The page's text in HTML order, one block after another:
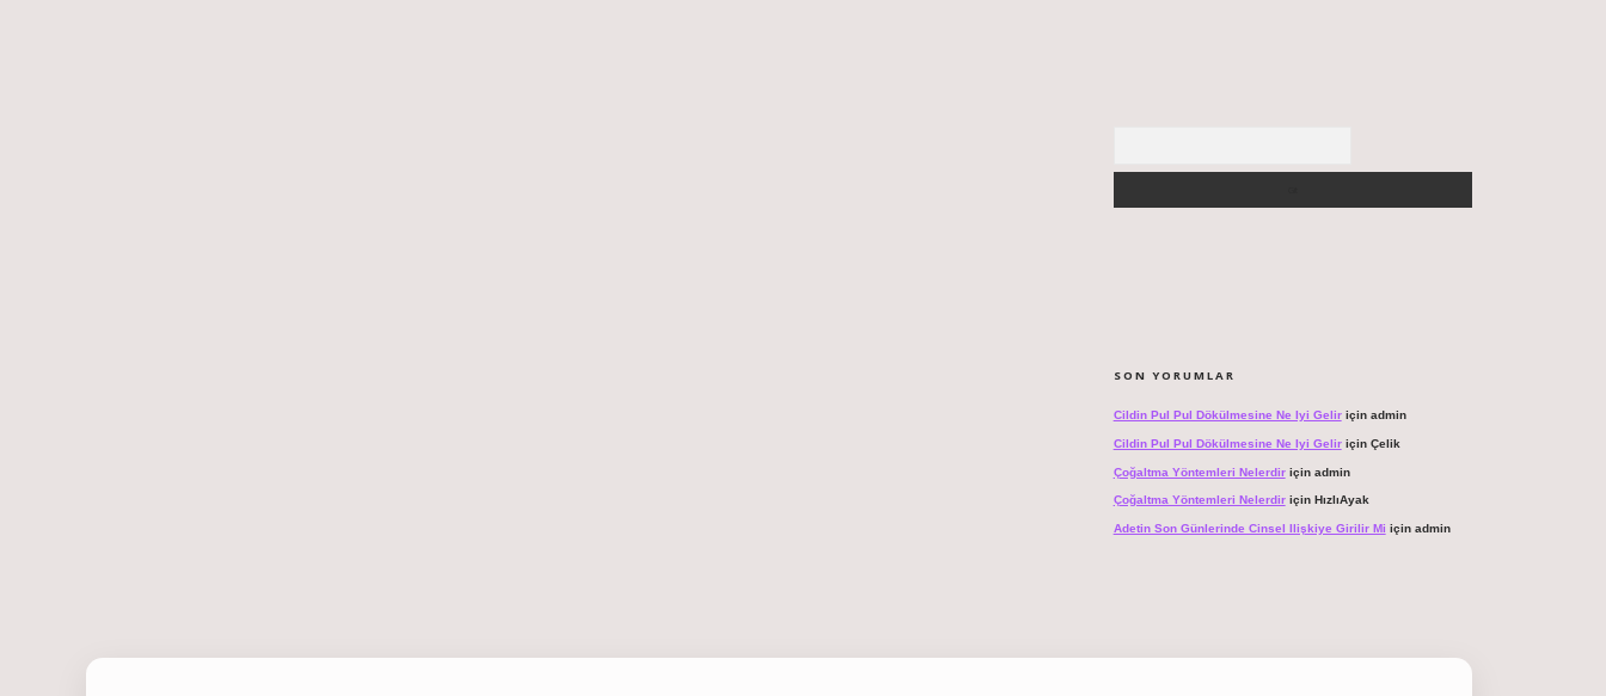
SON YORUMLAR
Cildin Pul Pul Dökülmesine Ne Iyi Geliriçin admin
Cildin Pul Pul Dökülmesine Ne Iyi Geliriçin Çelik
Çoğaltma Yöntemleri Nelerdiriçin admin
Çoğaltma Yöntemleri Nelerdiriçin HızlıAyak
Adetin Son Günlerinde Cinsel Ilişkiye Girilir Mi için admin